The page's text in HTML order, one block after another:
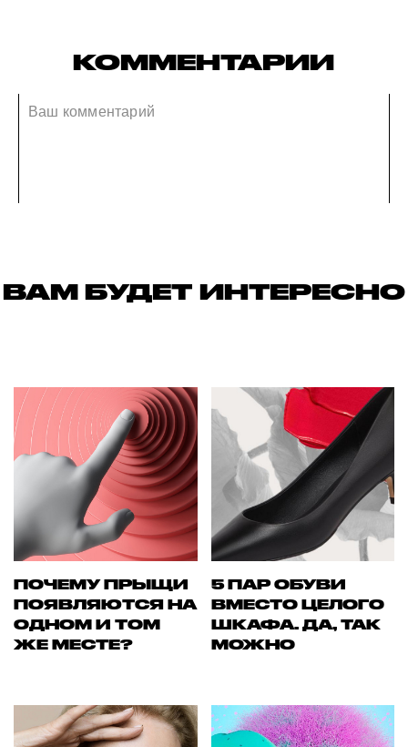
КОММЕНТАРИИ
ВАМ БУДЕТ ИНТЕРЕСНО
ПОЧЕМУ ПРЫЩИ
ПОЯВЛЯЮТСЯ НА
ОДНОМ И ТОМ
ЖЕ МЕСТЕ?
5 ПАР ОБУВИ
ВМЕСТО ЦЕЛОГО
ШКАФА. ДА, ТАК
МОЖНО